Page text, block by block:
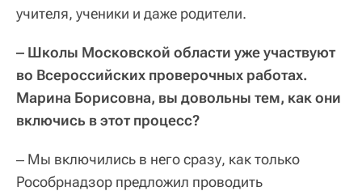
учителя, ученики и даже родители.
‒ Школы Московской области уже участвуют
во Всероссийских проверочных работах.
Марина Борисовна, вы довольны тем, как они
включись в этот процесс?
‒ Мы включились в него сразу, как только
Рособрнадзор предложил проводить